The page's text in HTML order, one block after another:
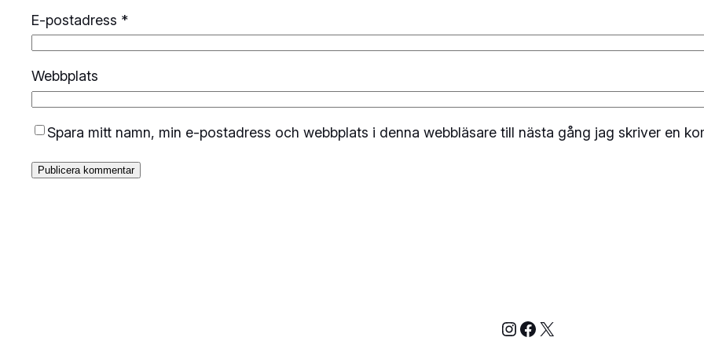
E-postadress *
Webbplats
Spara mitt namn, min e-postadress och webbplats i denna webbläsare till nästa gång jag skriver en
Instagram
Facebook
X